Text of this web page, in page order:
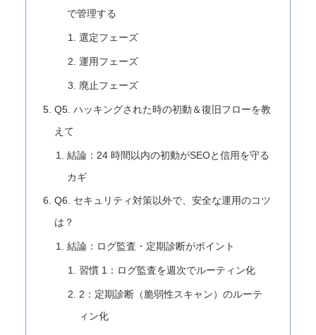
で管理する
選定フェーズ
運用フェーズ
廃止フェーズ
Q5. ハッキングされた時の初動＆復旧フローを教
えて
結論：24 時間以内の初動がSEOと信用を守る
カギ
Q6. セキュリティ対策以外で、安全な運用のコツ
は？
結論：ログ監査・定期診断がポイント
習慣 1：ログ監査を週次でルーティン化
2：定期診断（脆弱性スキャン）のルーテ
ィン化